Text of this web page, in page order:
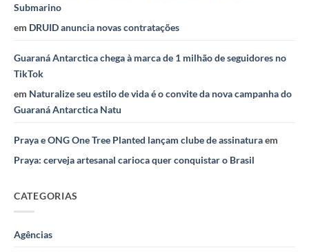
Submarino
em DRUID anuncia novas contratações
Guaraná Antarctica chega à marca de 1 milhão de seguidores no
TikTok
em Naturalize seu estilo de vida é o convite da nova campanha do
Guaraná Antarctica Natu
Praya e ONG One Tree Planted lançam clube de assinaturaem
Praya: cerveja artesanal carioca quer conquistar o Brasil
CATEGORIAS
Agências